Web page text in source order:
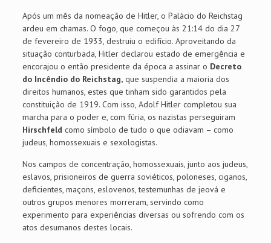
Após um mês da nomeação de Hitler, o Palácio do Reichstag
ardeu em chamas. O fogo, que começou às 21:14 do dia 27
de fevereiro de 1933, destruiu o edifício. Aproveitando da
situação conturbada, Hitler declarou estado de emergência e
encorajou o então presidente da época a assinar o Decreto
do Incêndio do Reichstag,que suspendia a maioria dos
direitos humanos, estes que tinham sido garantidos pela
constituição de 1919. Com isso, Adolf Hitler completou sua
marcha para o poder e, com fúria, os nazistas perseguiram
Hirschfeld como símbolo de tudo o que odiavam – como
judeus, homossexuais e sexologistas.
Nos campos de concentração, homossexuais, junto aos judeus,
eslavos, prisioneiros de guerra soviéticos, poloneses, ciganos,
deficientes, maçons, eslovenos, testemunhas de jeová e
outros grupos menores morreram, servindo como
experimento para experiências diversas ou sofrendo com os
atos desumanos destes locais.